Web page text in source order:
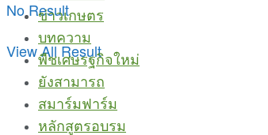
No Result
View All Result
ข่าวเกษตร
บทความ
พืชเศษรฐกิจใหม่
ยังสามารถ
สมาร์มฟาร์ม
หลักสูตรอบรม